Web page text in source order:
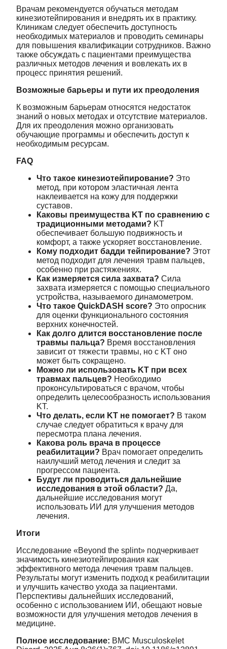
Врачам рекомендуется обучаться методам
кинезиотейпирования и внедрять их в практику.
Клиникам следует обеспечить доступность
необходимых материалов и проводить семинары
для повышения квалификации сотрудников. Важно
также обсуждать с пациентами преимущества
различных методов лечения и вовлекать их в
процесс принятия решений.
Возможные барьеры и пути их преодоления
К возможным барьерам относятся недостаток
знаний о новых методах и отсутствие материалов.
Для их преодоления можно организовать
обучающие программы и обеспечить доступ к
необходимым ресурсам.
FAQ
Что такое кинезиотейпирование? Это
метод, при котором эластичная лента
наклеивается на кожу для поддержки
суставов.
Каковы преимущества KT по сравнению с
традиционными методами? KT
обеспечивает большую подвижность и
комфорт, а также ускоряет восстановление.
Кому подходит бадди тейпирование? Этот
метод подходит для лечения травм пальцев,
особенно при растяжениях.
Как измеряется сила захвата? Сила
захвата измеряется с помощью специального
устройства, называемого динамометром.
Что такое QuickDASH score? Это опросник
для оценки функционального состояния
верхних конечностей.
Как долго длится восстановление после
травмы пальца? Время восстановления
зависит от тяжести травмы, но с KT оно
может быть сокращено.
Можно ли использовать KT при всех
травмах пальцев? Необходимо
проконсультироваться с врачом, чтобы
определить целесообразность использования
KT.
Что делать, если KT не помогает? В таком
случае следует обратиться к врачу для
пересмотра плана лечения.
Какова роль врача в процессе
реабилитации? Врач помогает определить
наилучший метод лечения и следит за
прогрессом пациента.
Будут ли проводиться дальнейшие
исследования в этой области? Да,
дальнейшие исследования могут
использовать ИИ для улучшения методов
лечения.
Итоги
Исследование «Beyond the splint» подчеркивает
значимость кинезиотейпирования как
эффективного метода лечения травм пальцев.
Результаты могут изменить подход к реабилитации
и улучшить качество ухода за пациентами.
Перспективы дальнейших исследований,
особенно с использованием ИИ, обещают новые
возможности для улучшения методов лечения в
медицине.
Полное исследование: BMC Musculoskelet